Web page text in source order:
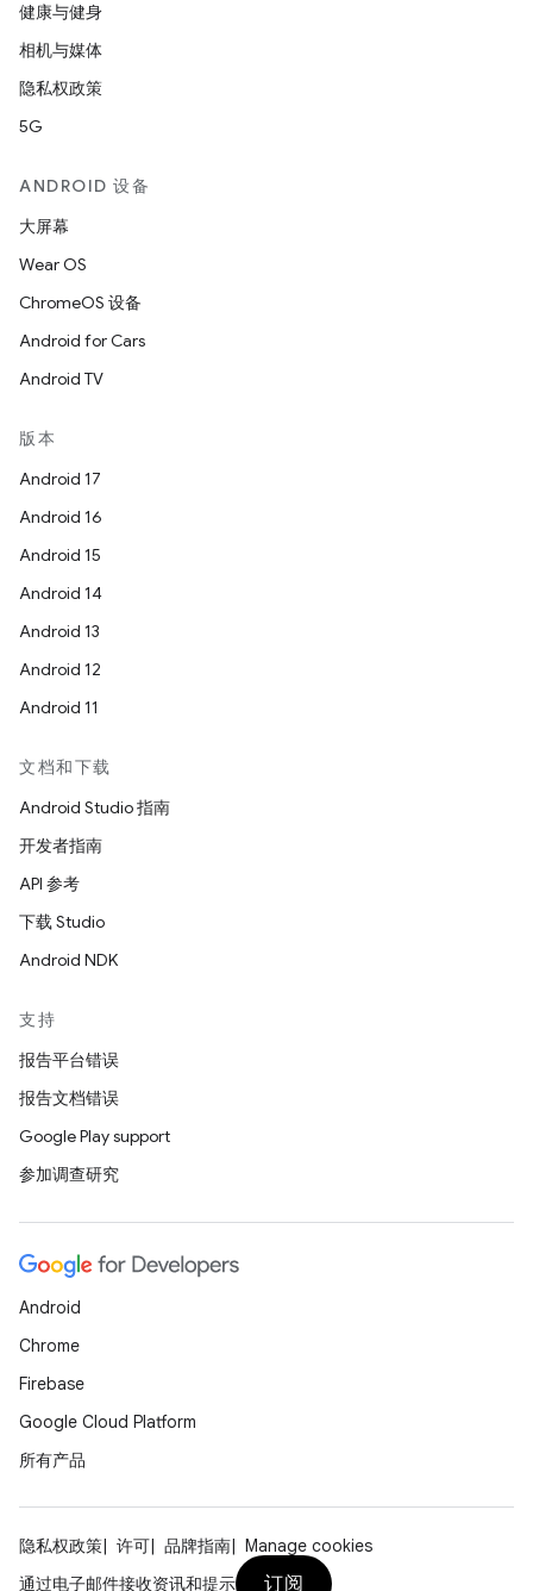
健康与健身
相机与媒体
隐私权政策
5G
ANDROID 设备
大屏幕
Wear OS
ChromeOS 设备
Android for Cars
Android TV
版本
Android 17
Android 16
Android 15
Android 14
Android 13
Android 12
Android 11
文档和下载
Android Studio 指南
开发者指南
API 参考
下载 Studio
Android NDK
支持
报告平台错误
报告文档错误
Google Play support
参加调查研究
Android
Chrome
Firebase
Google Cloud Platform
所有产品
隐私权政策 许可 品牌指南
Manage cookies
通过电子邮件接收资讯和提示
订阅